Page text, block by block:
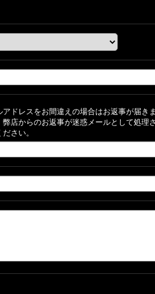
アドレスをお間違えの場合はお返事が届き
弊店からのお返事が迷惑メールとして処
さい。